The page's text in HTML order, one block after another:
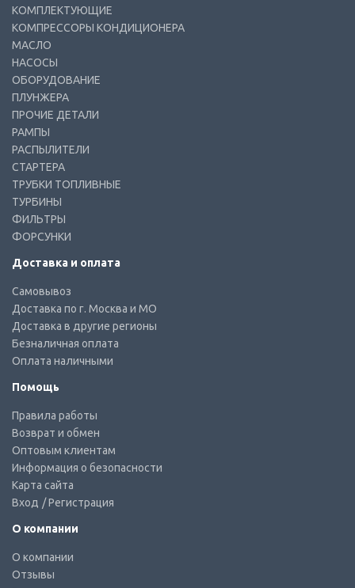
КОМПЛЕКТУЮЩИЕ
КОМПРЕССОРЫ КОНДИЦИОНЕРА
МАСЛО
НАСОСЫ
ОБОРУДОВАНИЕ
ПЛУНЖЕРА
ПРОЧИЕ ДЕТАЛИ
РАМПЫ
РАСПЫЛИТЕЛИ
СТАРТЕРА
ТРУБКИ ТОПЛИВНЫЕ
ТУРБИНЫ
ФИЛЬТРЫ
ФОРСУНКИ
Доставка и оплата
Самовывоз
Доставка по г. Москва и МО
Доставка в другие регионы
Безналичная оплата
Оплата наличными
Помощь
Правила работы
Возврат и обмен
Оптовым клиентам
Информация о безопасности
Карта сайта
Вход / Регистрация
О компании
О компании
Отзывы